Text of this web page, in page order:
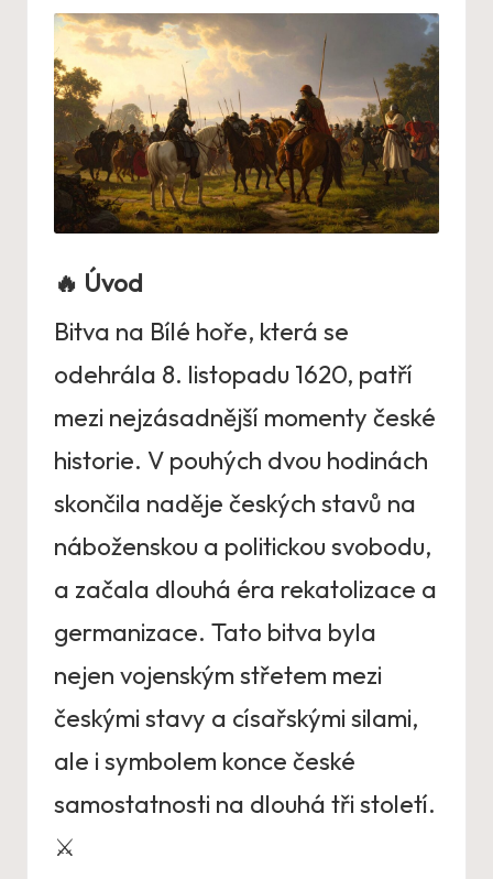
🔥 Úvod
Bitva na Bílé hoře, která se
odehrála 8. listopadu 1620, patří
mezi nejzásadnější momenty české
historie. V pouhých dvou hodinách
skončila naděje českých stavů na
náboženskou a politickou svobodu,
a začala dlouhá éra rekatolizace a
germanizace. Tato bitva byla
nejen vojenským střetem mezi
českými stavy a císařskými silami,
ale i symbolem konce české
samostatnosti na dlouhá tři století.
⚔️